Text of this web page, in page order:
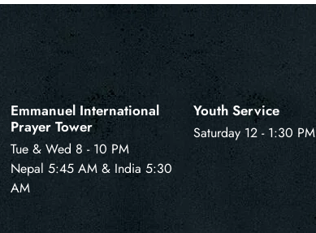
Emmanuel International
Prayer Tower
Tue & Wed 8 - 10 PM
Nepal 5:45 AM & India 5:30
AM
Youth Service
Saturday 12 - 1:30 PM